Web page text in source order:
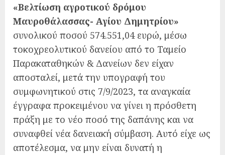
«Βελτίωση αγροτικού δρόμου
Μαυροθάλασσας- Αγίου Δημητρίου»
συνολικού ποσού 574.551,04 ευρώ, μέσω
τοκοχρεολυτικού δανείου από το Ταμείο
Παρακαταθηκών & Δανείων δεν είχαν
αποσταλεί, μετά την υπογραφή του
συμφωνητικού στις 7/9/2023, τα αναγκαία
έγγραφα προκειμένου να γίνει η πρόσθετη
πράξη με το νέο ποσό της δαπάνης και να
συναφθεί νέα δανειακή σύμβαση. Αυτό είχε ως
αποτέλεσμα, να μην είναι δυνατή η